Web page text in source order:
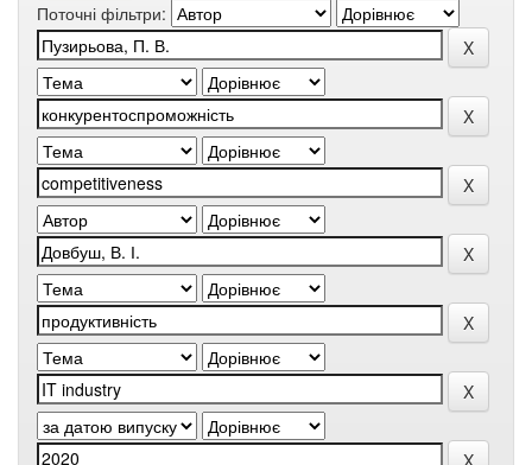
Поточні фільтри: